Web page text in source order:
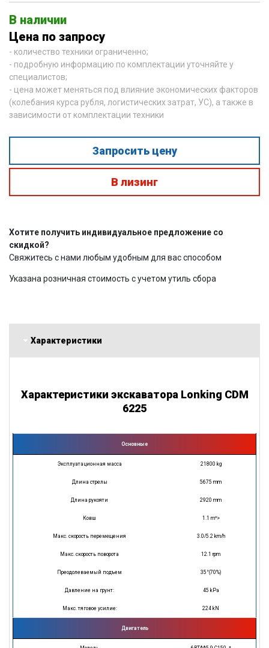
В наличии
Цена по запросу
- количество техники ограниченно;
- подробную информацию по комплектации уточняйте у
специалистов;
- цена может меняться под влияние экономических факторов
(колебания курса рубля, логистических затрат, УС), а также в
зависимости от комплектации техники
Запросить цену
В лизинг
Хотите получить индивидуальное предложение со
скидкой?
Свяжитесь с нами любым удобным для вас способом
Указана розничная стоимость с учетом утиль сбора
Характеристики
Характеристики экскаватора Lonking CDM
6225
Основные
Эксплуатационная масса 21800 kg
Длина стрелы 5675 mm
Длина рукояти 2920 mm
Ковш 1.1 m³>
Макс. скорость перемещения 3.0/5.2 km/h
Макс. скорость поворота 12.1 rpm
Преодолеваемый подъем 35°(70%)
Давление на грунт: 45 kPa
Макс. тяговое усилие: 224 kN
Двигатель